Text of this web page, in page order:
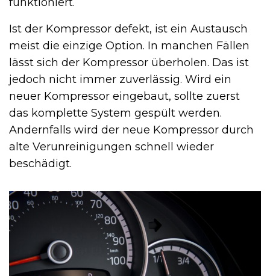
Ist der Kompressor defekt, ist ein Austausch
meist die einzige Option. In manchen Fällen
lässt sich der Kompressor überholen. Das ist
jedoch nicht immer zuverlässig. Wird ein
neuer Kompressor eingebaut, sollte zuerst
das komplette System gespült werden.
Andernfalls wird der neue Kompressor durch
alte Verunreinigungen schnell wieder
beschädigt.